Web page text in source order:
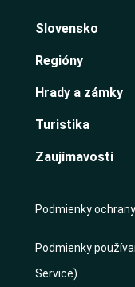
Slovensko
Regióny
Hrady a zámky
Turistika
Zaujímavosti
Podmienky
Podmienky
Service)